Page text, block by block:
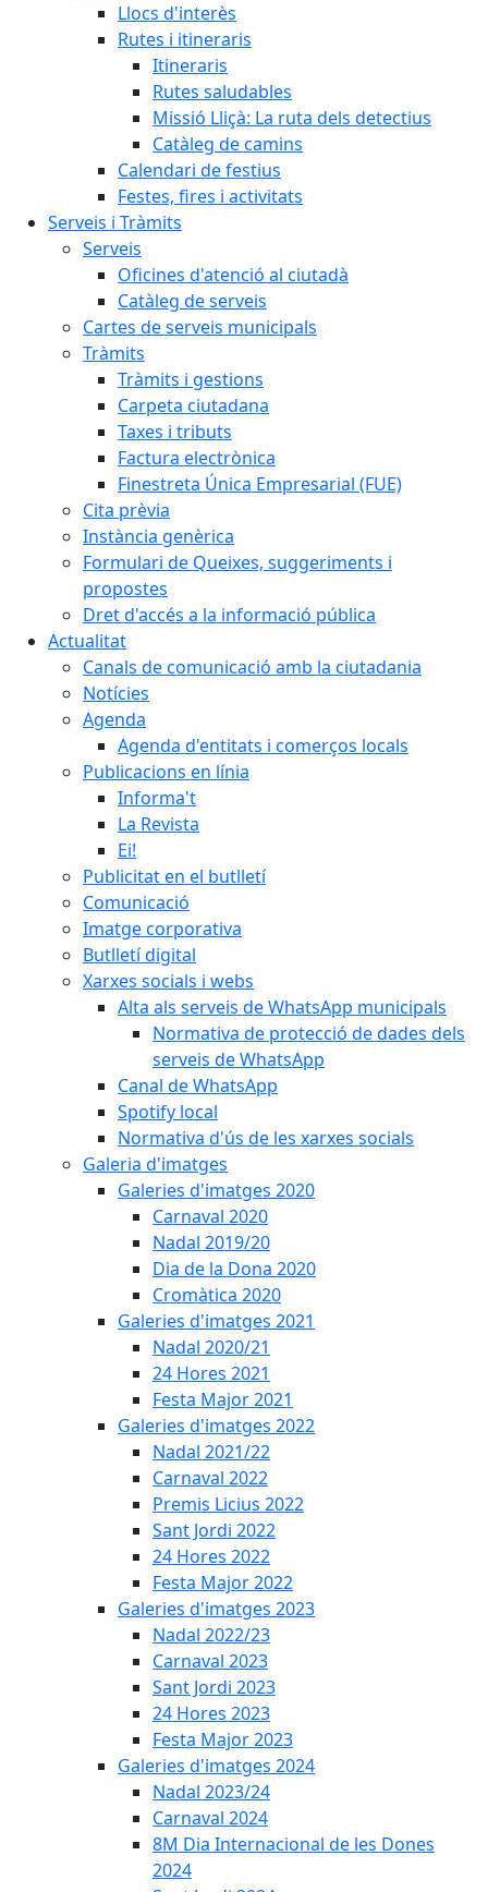
Llocs d'interès
Rutes i itineraris
Itineraris
Rutes saludables
Missió Lliçà: La ruta dels detectius
Catàleg de camins
Calendari de festius
Festes, fires i activitats
Serveis i Tràmits
Serveis
Oficines d'atenció al ciutadà
Catàleg de serveis
Cartes de serveis municipals
Tràmits
Tràmits i gestions
Carpeta ciutadana
Taxes i tributs
Factura electrònica
Finestreta Única Empresarial (FUE)
Cita prèvia
Instància genèrica
Formulari de Queixes, suggeriments i
propostes
Dret d'accés a la informació pública
Actualitat
Canals de comunicació amb la ciutadania
Notícies
Agenda
Agenda d'entitats i comerços locals
Publicacions en línia
Informa't
La Revista
Ei!
Publicitat en el butlletí
Comunicació
Imatge corporativa
Butlletí digital
Xarxes socials i webs
Alta als serveis de WhatsApp municipals
Normativa de protecció de dades dels
serveis de WhatsApp
Canal de WhatsApp
Spotify local
Normativa d'ús de les xarxes socials
Galeria d'imatges
Galeries d'imatges 2020
Carnaval 2020
Nadal 2019/20
Dia de la Dona 2020
Cromàtica 2020
Galeries d'imatges 2021
Nadal 2020/21
24 Hores 2021
Festa Major 2021
Galeries d'imatges 2022
Nadal 2021/22
Carnaval 2022
Premis Licius 2022
Sant Jordi 2022
24 Hores 2022
Festa Major 2022
Galeries d'imatges 2023
Nadal 2022/23
Carnaval 2023
Sant Jordi 2023
24 Hores 2023
Festa Major 2023
Galeries d'imatges 2024
Nadal 2023/24
Carnaval 2024
8M Dia Internacional de les Dones
2024